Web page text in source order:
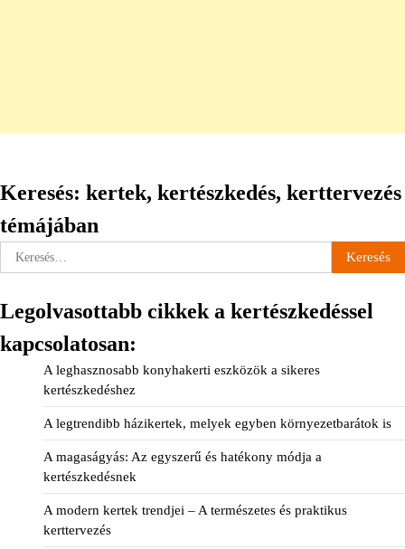
Keresés: kertek, kertészkedés, kerttervezés
témájában
Keresés:
Legolvasottabb cikkek a kertészkedéssel
kapcsolatosan:
A leghasznosabb konyhakerti eszközök a sikeres
kertészkedéshez
A legtrendibb házikertek, melyek egyben környezetbarátok is
A magaságyás: Az egyszerű és hatékony módja a
kertészkedésnek
A modern kertek trendjei – A természetes és praktikus
kerttervezés